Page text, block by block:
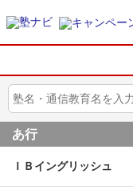
あ行
ＩＢイングリッシュ